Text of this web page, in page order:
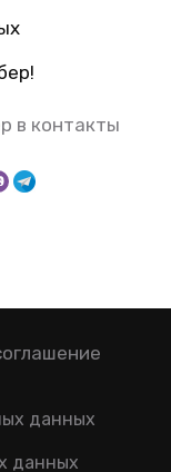
в контакты
данных
данных